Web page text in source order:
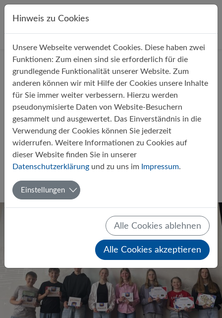
Direkt zur Hauptnavigation springen
Direkt zum Inhalt springen
StartseiteÜber uns Aktuelles
Erster französischer
Lesewettbewerb mit mutigen
Schülern und tollen
Lesebeiträgen
Von Lydia Kaiser 04.06.2025
Hinweis zu Cookies
Unsere Webseite verwendet Cookies. Diese haben zwei
Funktionen: Zum einen sind sie erforderlich für die
grundlegende Funktionalität unserer Website. Zum
anderen können wir mit Hilfe der Cookies unsere Inhalte
für Sie immer weiter verbessern. Hierzu werden
pseudonymisierte Daten von Website-Besuchern
gesammelt und ausgewertet. Das Einverständnis in die
Verwendung der Cookies können Sie jederzeit
widerrufen. Weitere Informationen zu Cookies auf
dieser Website finden Sie in unserer
Datenschutzerklärung und zu uns im Impressum.
Einstellungen
Alle Cookies ablehnen
Alle Cookies akzeptieren